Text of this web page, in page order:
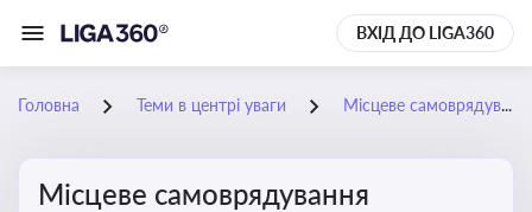
ВХІД ДО LIGA360
Головна Теми в центрі уваги Місцеве самоврядування
Місцеве самоврядування